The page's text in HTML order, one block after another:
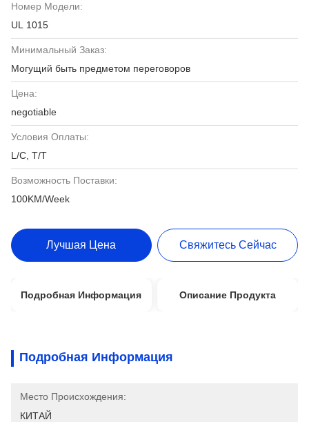
Номер Модели:
UL 1015
Минимальный Заказ:
Могущий быть предметом переговоров
Цена:
negotiable
Условия Оплаты:
L/C, T/T
Возможность Поставки:
100KM/Week
Лучшая Цена Свяжитесь Сейчас
Подробная Информация Описание Продукта
Подробная Информация
Место Происхождения:
КИТАЙ